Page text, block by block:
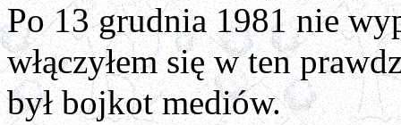
Po 13 grudnia 1981 nie
włączyłem się w ten
był bojkot mediów.